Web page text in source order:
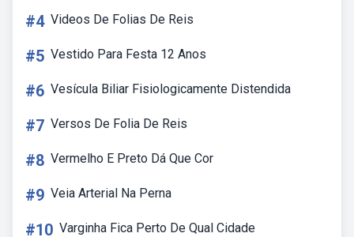
#4 Videos De Folias De Reis
#5 Vestido Para Festa 12 Anos
#6 Vesícula Biliar Fisiologicamente Distendida
#7 Versos De Folia De Reis
#8 Vermelho E Preto Dá Que Cor
#9 Veia Arterial Na Perna
#10 Varginha Fica Perto De Qual Cidade